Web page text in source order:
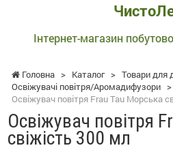
Інтернет-магазин
Головна > Каталог > Товари для
Освіжувачі повітря/Аромадифузори >
Освіжувач повітря Frau Tau Морська
Освіжувач повітря
свіжість 300 мл